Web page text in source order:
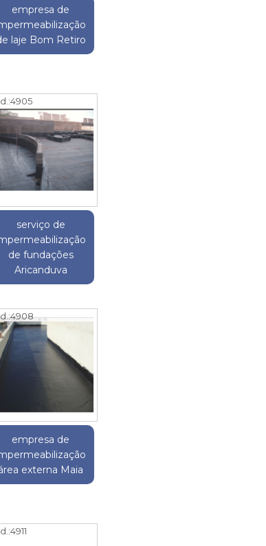
empresa de
laje Bom Retiro
4905
serviço de
de fundações
Aricanduva
4908
empresa de
externa Maia
4911